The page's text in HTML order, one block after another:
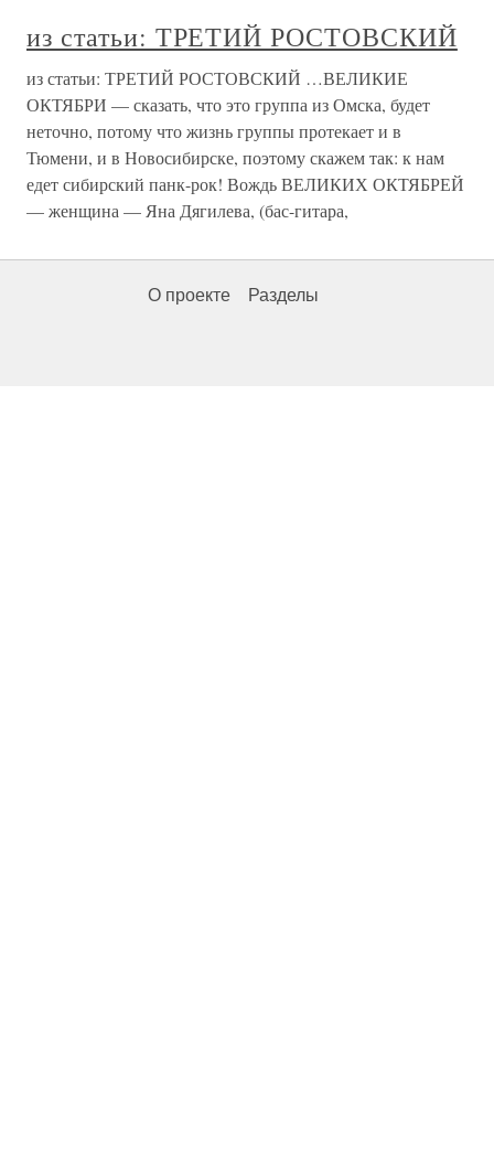
из статьи: ТРЕТИЙ РОСТОВСКИЙ
из статьи: ТРЕТИЙ РОСТОВСКИЙ …ВЕЛИКИЕ
ОКТЯБРИ — сказать, что это группа из Омска, будет
неточно, потому что жизнь группы протекает и в
Тюмени, и в Новосибирске, поэтому скажем так: к нам
едет сибирский панк-рок! Вождь ВЕЛИКИХ ОКТЯБРЕЙ
— женщина — Яна Дягилева, (бас-гитара,
О проекте Разделы